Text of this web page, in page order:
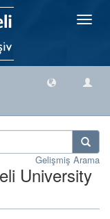
Geçiş
Gelişmiş Arama
University